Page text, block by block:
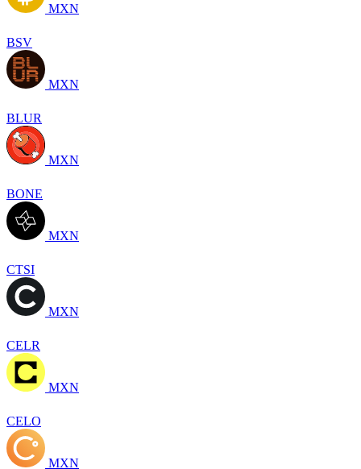
MXN
BSV
MXN
BLUR
MXN
BONE
MXN
CTSI
MXN
CELR
MXN
CELO
MXN